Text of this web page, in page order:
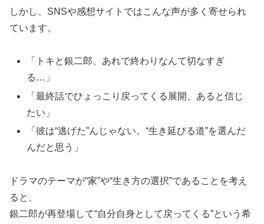
しかし、SNSや感想サイトではこんな声が多く寄せられ
ています。
「トキと銀二郎、あれで終わりなんて切なすぎ
る…」
「最終話でひょっこり戻ってくる展開、あると信じ
たい」
「彼は“逃げた”んじゃない。“生き延びる道”を選んだ
んだと思う」
ドラマのテーマが“家”や“生き方の選択”であることを考え
ると、
銀二郎が再登場して“自分自身として戻ってくる”という希